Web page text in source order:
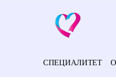
СПЕЦИАЛИТЕТ